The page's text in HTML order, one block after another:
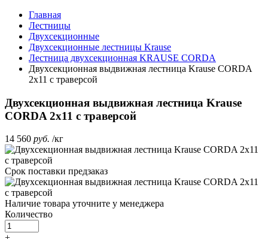
Главная
Лестницы
Двухсекционные
Двухсекционные лестницы Krause
Лестница двухсекционная KRAUSE CORDA
Двухсекционная выдвижная лестница Krause CORDA
2х11 с траверсой
Двухсекционная выдвижная лестница Krause
CORDA 2х11 с траверсой
14 560 руб. /кг
Срок поставки предзаказ
Наличие товара уточните у менеджера
Количество